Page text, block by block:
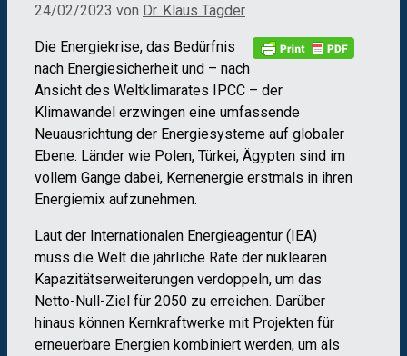
24/02/2023 von Dr. Klaus Tägder
Die Energiekrise, das Bedürfnis
nach Energiesicherheit und – nach
Ansicht des Weltklimarates IPCC – der
Klimawandel erzwingen eine umfassende
Neuausrichtung der Energiesysteme auf globaler
Ebene. Länder wie Polen, Türkei, Ägypten sind im
vollem Gange dabei, Kernenergie erstmals in ihren
Energiemix aufzunehmen.
Laut der Internationalen Energieagentur (IEA)
muss die Welt die jährliche Rate der nuklearen
Kapazitätserweiterungen verdoppeln, um das
Netto-Null-Ziel für 2050 zu erreichen. Darüber
hinaus können Kernkraftwerke mit Projekten für
erneuerbare Energien kombiniert werden, um als